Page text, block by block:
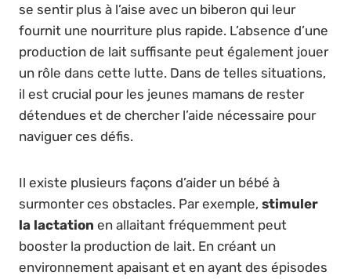
se sentir plus à l’aise avec un biberon qui leur
fournit une nourriture plus rapide. L’absence d’une
production de lait suffisante peut également jouer
un rôle dans cette lutte. Dans de telles situations,
il est crucial pour les jeunes mamans de rester
détendues et de chercher l’aide nécessaire pour
naviguer ces défis.
Il existe plusieurs façons d’aider un bébé à
surmonter ces obstacles. Par exemple, stimuler
la lactation en allaitant fréquemment peut
booster la production de lait. En créant un
environnement apaisant et en ayant des épisodes